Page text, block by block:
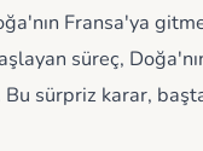
Fransa'ya
süreç,
sürpriz karar,